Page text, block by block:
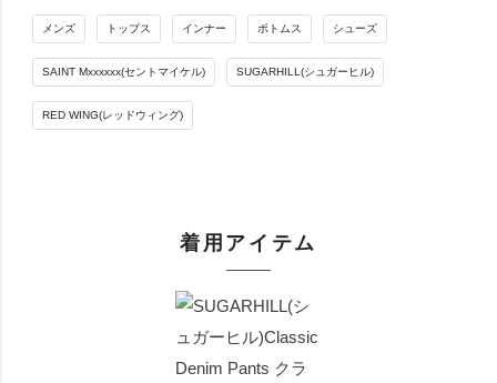
メンズ トップス インナー ボトムス シューズ
SAINT Mxxxxxx(セントマイケル) SUGARHILL(シュガーヒル)
RED WING(レッドウィング)
着用アイテム